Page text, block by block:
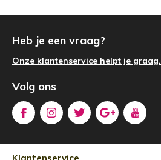
Heb je een vraag?
Onze klantenservice helpt je graag.
Volg ons